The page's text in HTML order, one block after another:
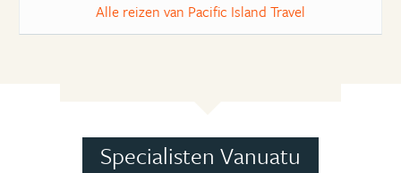
Alle reizen van Pacific Island Travel
Specialisten Vanuatu